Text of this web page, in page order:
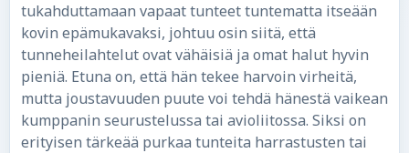
tukahduttamaan vapaat tunteet tuntematta itseään
kovin epämukavaksi, johtuu osin siitä, että
tunneheilahtelut ovat vähäisiä ja omat halut hyvin
pieniä. Etuna on, että hän tekee harvoin virheitä,
mutta joustavuuden puute voi tehdä hänestä vaikean
kumppanin seurustelussa tai avioliitossa. Siksi on
erityisen tärkeää purkaa tunteita harrastusten tai